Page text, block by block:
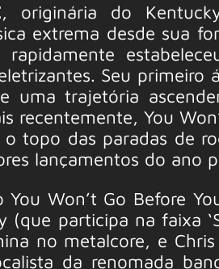
, originária do
extrema desde sua
Seu primeiro
uma trajetória
recentemente, You
topo das paradas de
lançamentos do ano
Won’t Go Before
(que participa na faixa
no metalcore, e
da renomada